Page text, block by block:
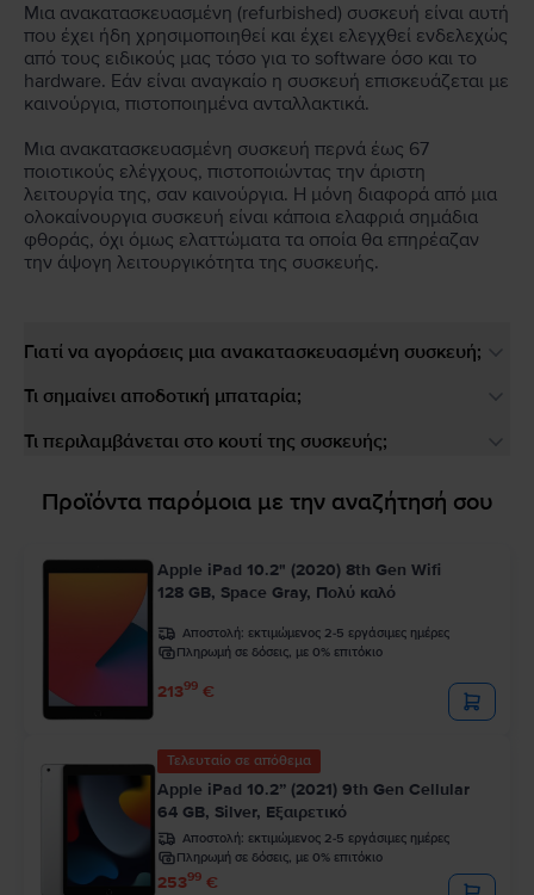
Μια ανακατασκευασμένη (refurbished) συσκευή είναι αυτή
που έχει ήδη χρησιμοποιηθεί και έχει ελεγχθεί ενδελεχώς
από τους ειδικούς μας τόσο για το software όσο και το
hardware. Εάν είναι αναγκαίο η συσκευή επισκευάζεται με
καινούργια, πιστοποιημένα ανταλλακτικά.
Μια ανακατασκευασμένη συσκευή περνά έως 67
ποιοτικούς ελέγχους, πιστοποιώντας την άριστη
λειτουργία της, σαν καινούργια. Η μόνη διαφορά από μια
ολοκαίνουργια συσκευή είναι κάποια ελαφριά σημάδια
φθοράς, όχι όμως ελαττώματα τα οποία θα επηρέαζαν
την άψογη λειτουργικότητα της συσκευής.
Γιατί να αγοράσεις μια ανακατασκευασμένη συσκευή;
Τι σημαίνει αποδοτική μπαταρία;
Τι περιλαμβάνεται στο κουτί της συσκευής;
Προϊόντα παρόμοια με την αναζήτησή σου
Apple iPad 10.2" (2020) 8th Gen Wifi
128 GB, Space Gray, Πολύ καλό
Αποστολή: εκτιμώμενος 2-5 εργάσιμες ημέρες
Πληρωμή σε δόσεις, με 0% επιτόκιο
21399 €
Τελευταίο σε απόθεμα
Apple iPad 10.2” (2021) 9th Gen Cellular
64 GB, Silver, Εξαιρετικό
Αποστολή: εκτιμώμενος 2-5 εργάσιμες ημέρες
Πληρωμή σε δόσεις, με 0% επιτόκιο
25399 €